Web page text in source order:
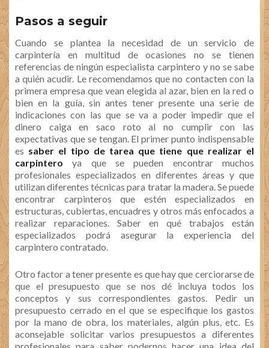
Pasos a seguir
Cuando se plantea la necesidad de un servicio de
carpintería en multitud de ocasiones no se tienen
referencias de ningún especialista carpintero y no se sabe
a quién acudir. Le recomendamos que no contacten con la
primera empresa que vean elegida al azar, bien en la red o
bien en la guía, sin antes tener presente una serie de
indicaciones con las que se va a poder impedir que el
dinero caiga en saco roto al no cumplir con las
expectativas que se tengan. El primer punto indispensable
es saber el tipo de tarea que tiene que realizar el
carpintero ya que se pueden encontrar muchos
profesionales especializados en diferentes áreas y que
utilizan diferentes técnicas para tratar la madera. Se puede
encontrar carpinteros que estén especializados en
estructuras, cubiertas, encuadres y otros más enfocados a
realizar reparaciones. Saber en qué trabajos están
especializados podrá asegurar la experiencia del
carpintero contratado.
Otro factor a tener presente es que hay que cerciorarse de
que el presupuesto que se nos dé incluya todos los
conceptos y sus correspondientes gastos. Pedir un
presupuesto cerrado en el que se especifique los gastos
por la mano de obra, los materiales, algún plus, etc. Es
aconsejable solicitar varios presupuestos a diferentes